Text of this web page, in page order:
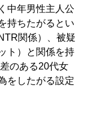
中年男性主人公
持ちたがるとい
関係）、被疑
ト）と関係を持
のある20代女
をしたがる設定